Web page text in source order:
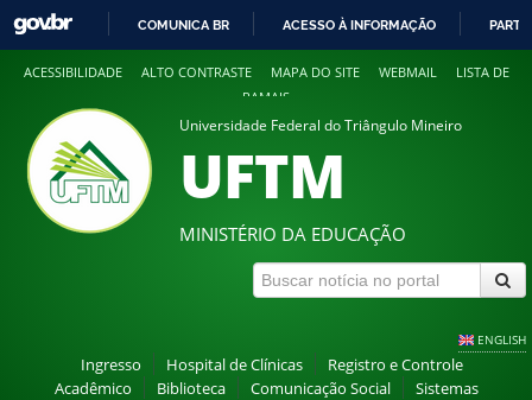
COMUNICA BR ACESSO À INFORMAÇÃO
ACESSIBILIDADE ALTO CONTRASTE MAPA DO SITE WEBMAIL
LISTA DE
RAMAIS
Universidade Federal do Triângulo Mineiro
UFTM
MINISTÉRIO DA EDUCAÇÃO
ENGLISH
Ingresso Hospital de Clínicas
Registro e Controle
Acadêmico
Biblioteca Comunicação Social
Sistemas